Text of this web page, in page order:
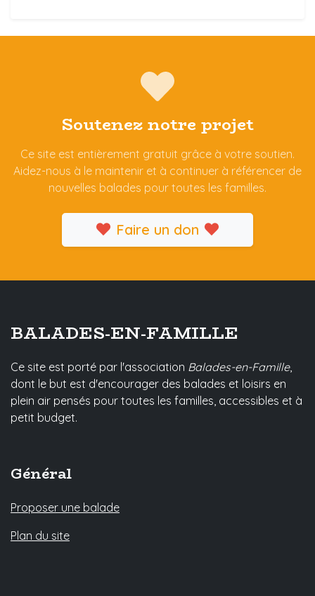
Soutenez notre projet
Ce site est entièrement gratuit grâce à votre soutien.
Aidez-nous à le maintenir et à continuer à référencer de
nouvelles balades pour toutes les familles.
Faire un don
BALADES-EN-FAMILLE
Ce site est porté par l'association Balades-en-Famille,
dont le but est d'encourager des balades et loisirs en
plein air pensés pour toutes les familles, accessibles et à
petit budget.
Général
Proposer une balade
Plan du site